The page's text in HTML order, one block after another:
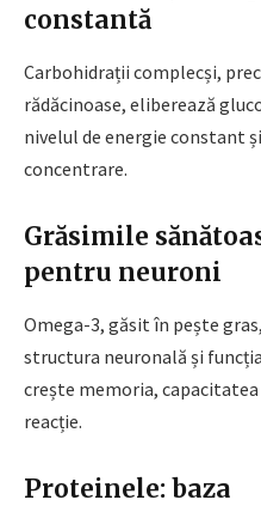
constantă
Carbohidrații complecși,
rădăcinoase, eliberează
nivelul de energie constant
concentrare.
Grăsimile
pentru neuroni
Omega-3, găsit în pește
structura neuronală și
crește memoria,
reacție.
Proteinele: baza